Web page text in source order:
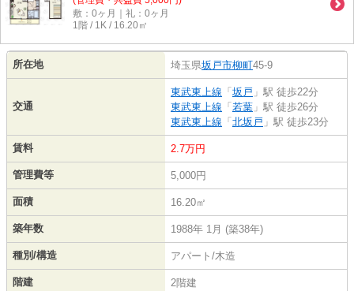
敷：0ヶ月｜礼：0ヶ月
1階 / 1K / 16.20㎡
所在地 埼玉県坂戸市柳町45-9
交通
東武東上線 「 坂戸 」駅 徒歩22分
東武東上線 「 若葉 」駅 徒歩26分
東武東上線 「 北坂戸 」駅 徒歩23分
賃料 2.7万円
管理費等 5,000円
面積 16.20㎡
築年数 1988年 1月 (築38年)
種別/構造 アパート/木造
階建 2階建